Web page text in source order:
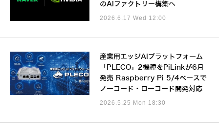
のAIファクトリー構築へ
2026.6.17 Wed 12:00
産業用エッジAIプラットフォーム
「PLECO」2機種をPiLinkが6月
発売 Raspberry Pi 5/4ベースで
ノーコード・ローコード開発対応
2026.5.25 Mon 18:30